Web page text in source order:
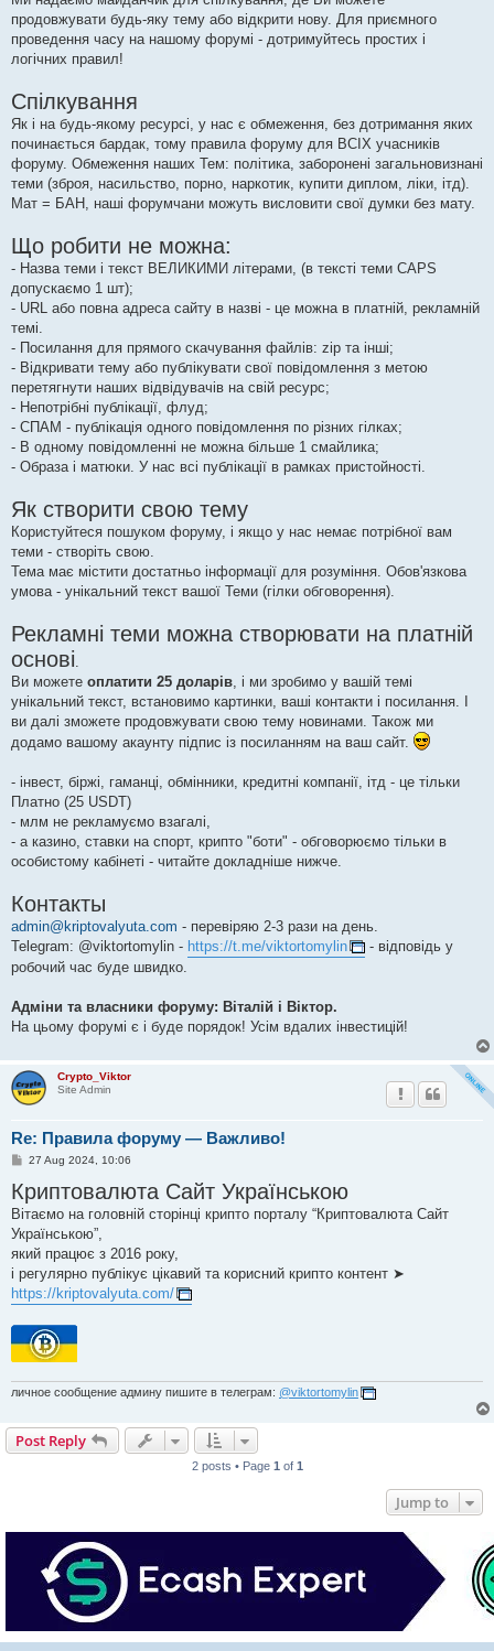
продовжувати будь-яку тему або відкрити нову. Для приємного
проведення часу на нашому форумі - дотримуйтесь простих і
логічних правил!
Спілкування
Як і на будь-якому ресурсі, у нас є обмеження, без дотримання яких
починається бардак, тому правила форуму для ВСІХ учасників
форуму. Обмеження наших Тем: політика, заборонені загальновизнані
теми (зброя, насильство, порно, наркотик, купити диплом, ліки, ітд).
Мат = БАН, наші форумчани можуть висловити свої думки без мату.
Що робити не можна:
- Назва теми і текст ВЕЛИКИМИ літерами, (в тексті теми CAPS
допускаємо 1 шт);
- URL або повна адреса сайту в назві - це можна в платній, рекламній
темі.
- Посилання для прямого скачування файлів: zip та інші;
- Відкривати тему або публікувати свої повідомлення з метою
перетягнути наших відвідувачів на свій ресурс;
- Непотрібні публікації, флуд;
- СПАМ - публікація одного повідомлення по різних гілках;
- В одному повідомленні не можна більше 1 смайлика;
- Образа і матюки. У нас всі публікації в рамках пристойності.
Як створити свою тему
Користуйтеся пошуком форуму, і якщо у нас немає потрібної вам
теми - створіть свою.
Тема має містити достатньо інформації для розуміння. Обов'язкова
умова - унікальний текст вашої Теми (гілки обговорення).
Рекламні теми можна створювати на платній
основі.
Ви можете оплатити 25 доларів, і ми зробимо у вашій темі
унікальний текст, встановимо картинки, ваші контакти і посилання. І
ви далі зможете продовжувати свою тему новинами. Також ми
додамо вашому акаунту підпис із посиланням на ваш сайт.
- інвест, біржі, гаманці, обмінники, кредитні компанії, ітд - це тільки
Платно (25 USDT)
- млм не рекламуємо взагалі,
- а казино, ставки на спорт, крипто "боти" - обговорюємо тільки в
особистому кабінеті - читайте докладніше нижче.
Контакты
admin@kriptovalyuta.com - перевіряю 2-3 рази на день.
Telegram: @viktortomylin - https://t.me/viktortomylin
- відповідь у
робочий час буде швидко.
Адміни та власники форуму: Віталій і Віктор.
На цьому форумі є і буде порядок! Усім вдалих інвестицій!
Crypto_Viktor
Site Admin
Re: Правила форуму — Важливо!
P
s
t
27 Aug 2024, 10:06
Криптовалюта Cайт Українською
Вітаємо на головній сторінці крипто порталу “Криптовалюта Cайт
Українською”,
який працює з 2016 року,
і регулярно публікує цікавий та корисний крипто контент ➤
https://kriptovalyuta.com/
личное сообщение админу пишите в телеграм: @viktortomylin
Post Reply
2 posts • Page 1 of 1
Jump to